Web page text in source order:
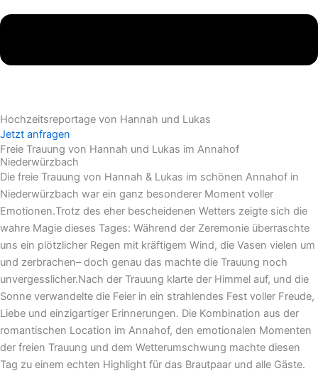
Hochzeitsreportage von Hannah und Lukas
Jetzt anfragen
Freie Trauung von Hannah und Lukas im Annahof
Niederwürzbach
Die freie Trauung von Hannah & Lukas im schönen Annahof in
Niederwürzbach war ein ganz besonderer Moment voller
Emotionen.Trotz des eher bescheidenen Wetters zeigte sich die
wahre Magie dieses Tages: Während der Zeremonie überraschte
uns ein plötzlicher Regen mit kräftigem Wind, die Vasen vielen um
und zerbrachen– doch genau das machte die Trauung noch
unvergesslicher.Nach der Trauung klarte der Himmel auf, und die
Sonne verwandelte die Feier in ein strahlendes Fest voller Freude,
Liebe und einzigartiger Erinnerungen. Die Kombination aus der
romantischen Location im Annahof, den emotionalen Momenten
der freien Trauung und dem Wetterumschwung machte diesen
Tag zu einem echten Highlight für das Brautpaar und alle Gäste.